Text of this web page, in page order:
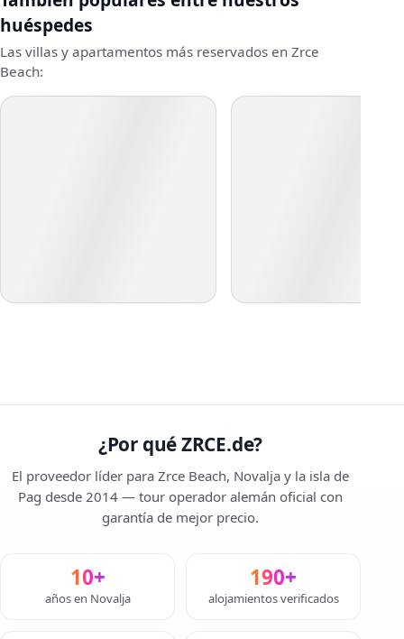
huéspedes
Las villas y apartamentos más reservados en Zrce
Beach:
¿Por qué ZRCE.de?
El proveedor líder para Zrce Beach, Novalja y la isla de
Pag desde 2014 — tour operador alemán oficial con
garantía de mejor precio.
10+
años en Novalja
190+
alojamientos verificados